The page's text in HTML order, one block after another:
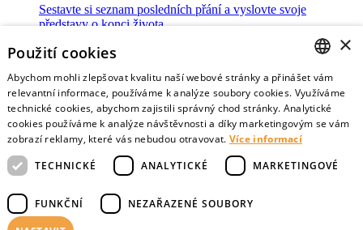
Sestavte si seznam posledních přání a vyslovte svoje
představy o konci života
Data o umírání
Nejnovější data o postojích veřejnosti a zdravotníků k umírání
CZECH
ENGLISH
×
Použití cookies
Abychom mohli zlepšovat kvalitu naší webové stránky a přinášet vám
relevantní informace, používáme k analýze soubory cookies. Využíváme
technické cookies, abychom zajistili správný chod stránky. Analytické
cookies používáme k analýze návštěvnosti a díky marketingovým se vám
zobrazí reklamy, které vás nebudou otravovat. Více informací
TECHNICKÉ
ANALYTICKÉ MARKETINGOVÉ
FUNKČNÍ NEZAŘAZENÉ SOUBORY